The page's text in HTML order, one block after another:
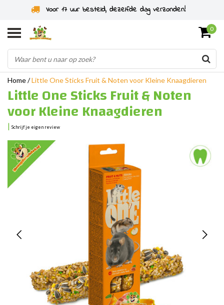
Specialist in knaagdieren sinds 2011
0
Home/Little One Sticks Fruit & Noten voor Kleine Knaagdieren
Little One Sticks Fruit & Noten
voor Kleine Knaagdieren
| Schrijf je eigen review